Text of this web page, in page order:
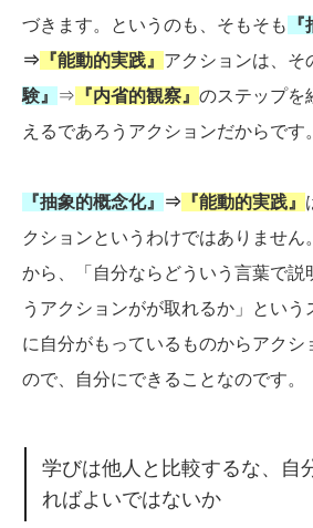
づきます。というのも、そもそも
⇒ 『能動的実践』 アクションは、そ
験』
⇒ 『内省的観察』 のステップを
えるであろうアクションだからです。
『抽象的概念化』 ⇒ 『能動的実践』
クションというわけではありません
から、「自分ならどういう言葉で説
うアクションがが取れるか」とい
に自分がもっているものからアクシ
ので、自分にできることなのです。
学びは他人と比較するな、自
ればよいではないか